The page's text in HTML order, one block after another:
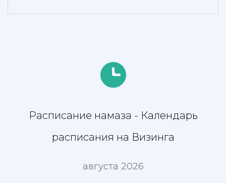
Расписание намаза - Календарь
расписания на Визинга
августа 2026